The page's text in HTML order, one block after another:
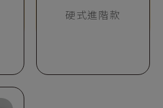
硬式進階款